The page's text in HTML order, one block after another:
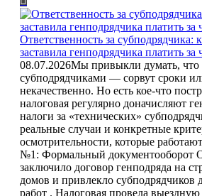
Ответственность за субподрядчика:
заставила генподрядчика платить
08.07.2026Мы привыкли думать, что
субподрядчиками — сорвут сроки
некачественно. Но есть кое-что
налоговая регулярно доначисляют
налоги за «технических»
реальные случаи и конкретные
осмотрительности, которые
№1: Формальный документооборот
заключило договор генподряда на
домов и привлекло субподрядчиков
работ . Налоговая провела